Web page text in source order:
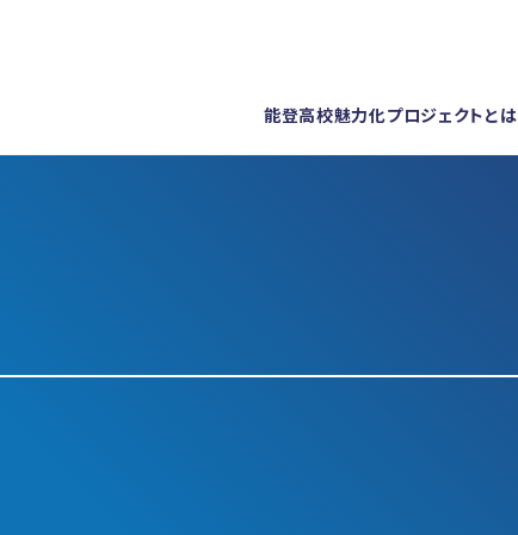
能登高校魅力化プロジェクトとは